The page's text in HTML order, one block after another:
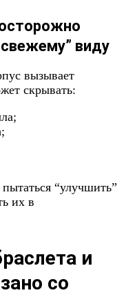
виду
вызывает
скрывать:
“улучшить”
их в
и
со